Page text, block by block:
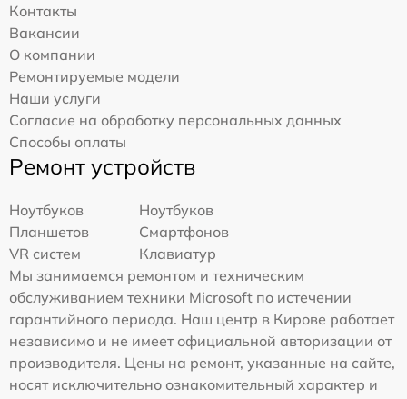
Контакты
Вакансии
О компании
Ремонтируемые модели
Наши услуги
Согласие на обработку персональных данных
Способы оплаты
Ремонт устройств
Ноутбуков
Ноутбуков
Планшетов
Смартфонов
VR систем
Клавиатур
Мы занимаемся ремонтом и техническим
обслуживанием техники Microsoft по истечении
гарантийного периода. Наш центр в Кирове работает
независимо и не имеет официальной авторизации от
производителя. Цены на ремонт, указанные на сайте,
носят исключительно ознакомительный характер и